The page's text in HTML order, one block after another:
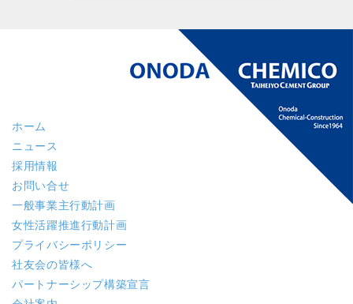
ホーム
ニュース
採用情報
お問い合せ
一般事業主行動計画
女性活躍推進行動計画
プライバシーポリシー
社友会の皆様へ
パートナーシップ構築宣言